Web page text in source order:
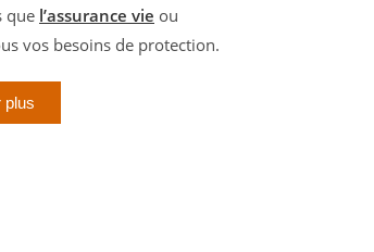
plus
que l’assurance vie ou
vos besoins de protection.